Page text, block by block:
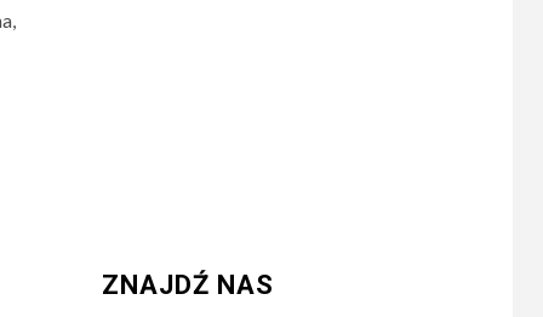
ZNAJDŹ NAS